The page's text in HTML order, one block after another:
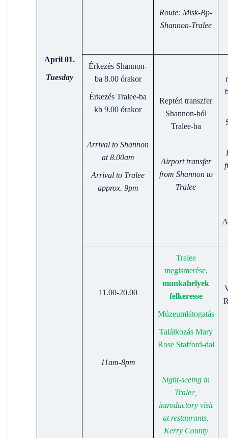
April 01.
Tuesday
Route: Misk-Bp-
Shannon-Tralee
Érkezés Shannon-
ba 8.00 órakor
Érkezés Tralee-ba
kb 9.00 órakor
Arrival to Shannon
at 8.00am
Arrival to Tralee
approx. 9pm
Reptéri transzfer
Shannon-ból
Tralee-ba
Airport transfer
from Shannon to
Tralee
11.00-20.00
11am-8pm
Tralee
megismerése,
munkahelyek
felkeresse
Múzeumlátogatás
Találkozás Mary
Rose Stafford-dal
Sight-seeing in
Tralee,
introductory visit
at restaurants,
Kerry County